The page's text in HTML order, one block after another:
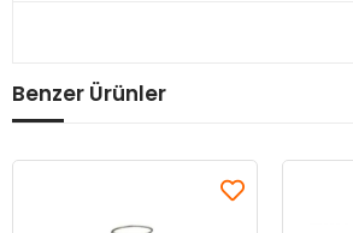
Benzer Ürünler